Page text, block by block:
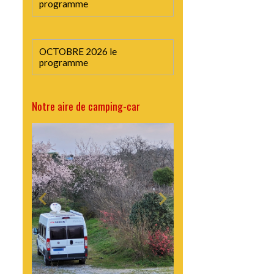
programme
OCTOBRE 2026 le
programme
Notre aire de camping-car